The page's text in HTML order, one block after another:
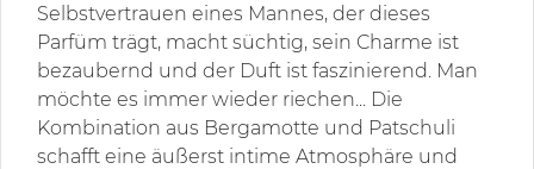
Selbstvertrauen eines Mannes, der dieses
Parfüm trägt, macht süchtig, sein Charme ist
bezaubernd und der Duft ist faszinierend. Man
möchte es immer wieder riechen... Die
Kombination aus Bergamotte und Patschuli
schafft eine äußerst intime Atmosphäre und